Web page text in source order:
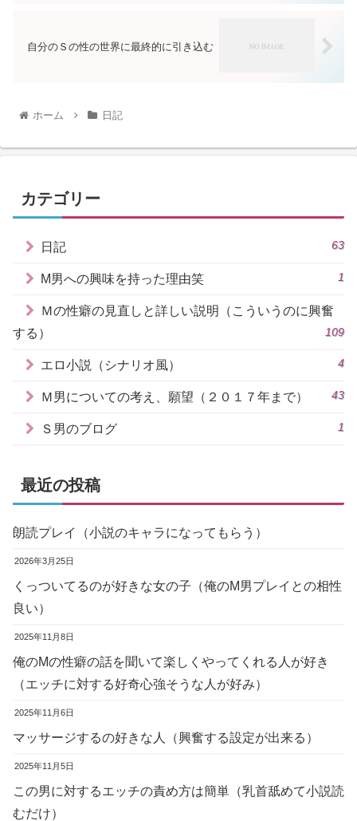
自分のＳの性の世界に最終的に引き込む
ホーム 日記
カテゴリー
日記 63
M男への興味を持った理由笑 1
Ｍの性癖の見直しと詳しい説明（こういうのに興奮
する）
109
エロ小説（シナリオ風） 4
Ｍ男についての考え、願望（２０１７年まで） 43
Ｓ男のブログ 1
最近の投稿
朗読プレイ（小説のキャラになってもらう）
2026年3月25日
くっついてるのが好きな女の子（俺のM男プレイとの相性
良い）
2025年11月8日
俺のMの性癖の話を聞いて楽しくやってくれる人が好き
（エッチに対する好奇心強そうな人が好み）
2025年11月6日
マッサージするの好きな人（興奮する設定が出来る）
2025年11月5日
この男に対するエッチの責め方は簡単（乳首舐めて小説読
むだけ）